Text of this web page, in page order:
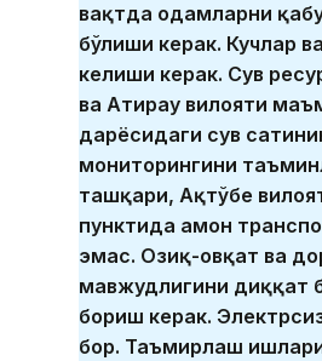
вақтда одамларни
бўлиши керак. Кучлар
келиши керак. Сув
ва Атирау вилояти
дарёсидаги сув
мониторингини
ташқари, Ақтўбе
пунктида ҳамон
эмас. Озиқ-овқат ва
мавжудлигини диққат
бориш керак.
бор. Таъмирлаш